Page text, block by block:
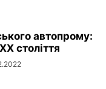
автопрому:
століття